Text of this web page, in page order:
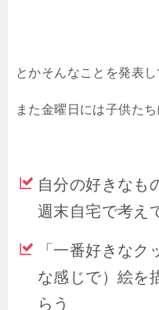
とかそんなことを発表
また金曜日には子供たち
自分の好きなも
週末自宅で考え
「一番好きな
な感じで）絵を
らう